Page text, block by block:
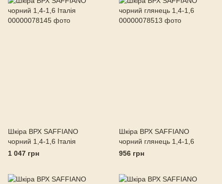
Шкіра ВРХ SAFFIANO
чорний 1,4-1,6 Італія
1 047 грн
Шкіра ВРХ SAFFIANO
чорний глянець 1,4-1,6
956 грн